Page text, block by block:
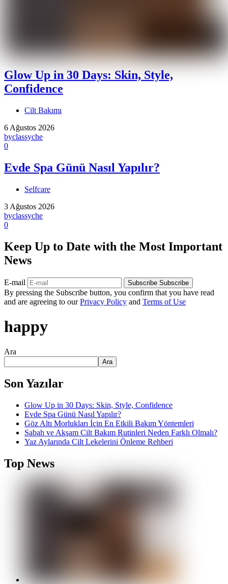
Glow Up in 30 Days: Skin, Style,
Confidence
Cilt Bakımı
6 Ağustos 2026
byclassyche
0
Evde Spa Günü Nasıl Yapılır?
Selfcare
3 Ağustos 2026
byclassyche
0
Keep Up to Date with the Most Important
News
E-mail Subscribe Subscribe
By pressing the Subscribe button, you confirm that you have read
and are agreeing to ourPrivacy Policy and Terms of Use
happy
Ara
Ara
Son Yazılar
Glow Up in 30 Days: Skin, Style, Confidence
Evde Spa Günü Nasıl Yapılır?
Göz Altı Morlukları İçin En Etkili Bakım Yöntemleri
Sabah ve Akşam Cilt Bakım Rutinleri Neden Farklı Olmalı?
Yaz Aylarında Cilt Lekelerini Önleme Rehberi
Top News